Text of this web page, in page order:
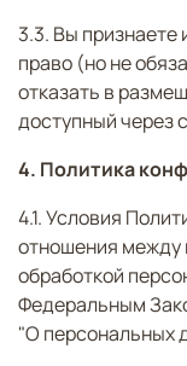
3.3. Вы признаете
право (но не
отказать в
доступный через
4. Политика
4.1. Условия
отношения между
обработкой
Федеральным
"О персональных